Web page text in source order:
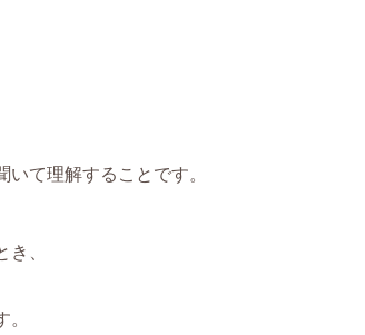
て理解することです。
、